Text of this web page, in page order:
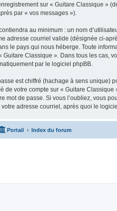
sur « Guitare Classique »
par « vos messages »).
au minimum : un nom
adresse courriel valide (désignée ci-
le pays qui nous héberge. Toute
Guitare Classique ». Dans tous les cas,
par le logiciel phpBB.
est chiffré (hachage à sens unique)
de votre compte sur « Guitare
mot de passe. Si vous l’oubliez, vous
votre adresse courriel, après quoi le
Portail Index du forum